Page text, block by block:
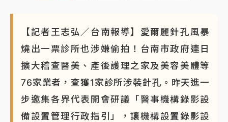
【記者王志弘／台南報導】愛爾麗針孔風暴
燒出一票診所也涉嫌偷拍！台南市政府連日
擴大稽查醫美、產後護理之家及美容美體等
76家業者，查獲1家診所涉裝針孔。昨天進一
步邀集各界代表開會研議「醫事機構錄影設
備設置管理行政指引」，讓機構設置錄影設